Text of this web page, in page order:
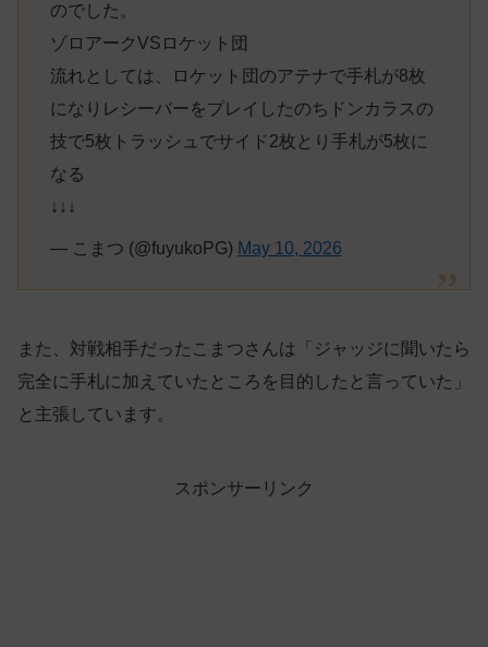
のでした。
ゾロアークVSロケット団
流れとしては、ロケット団のアテナで手札が8枚
になりレシーバーをプレイしたのちドンカラスの
技で5枚トラッシュでサイド2枚とり手札が5枚に
なる
↓↓↓
— こまつ (@fuyukoPG) May 10, 2026
また、対戦相手だったこまつさんは「ジャッジに聞いたら
完全に手札に加えていたところを目的したと言っていた」
と主張しています。
スポンサーリンク